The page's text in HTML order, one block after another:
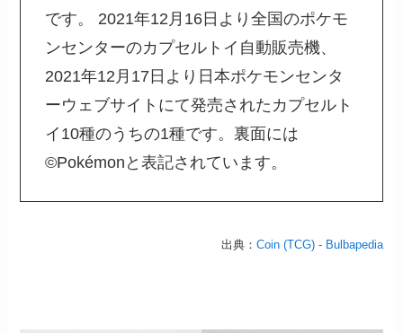
です。 2021年12月16日より全国のポケモ
ンセンターのカプセルトイ自動販売機、
2021年12月17日より日本ポケモンセンタ
ーウェブサイトにて発売されたカプセルト
イ10種のうちの1種です。裏面には
©Pokémonと表記されています。
出典： Coin (TCG) - Bulbapedia